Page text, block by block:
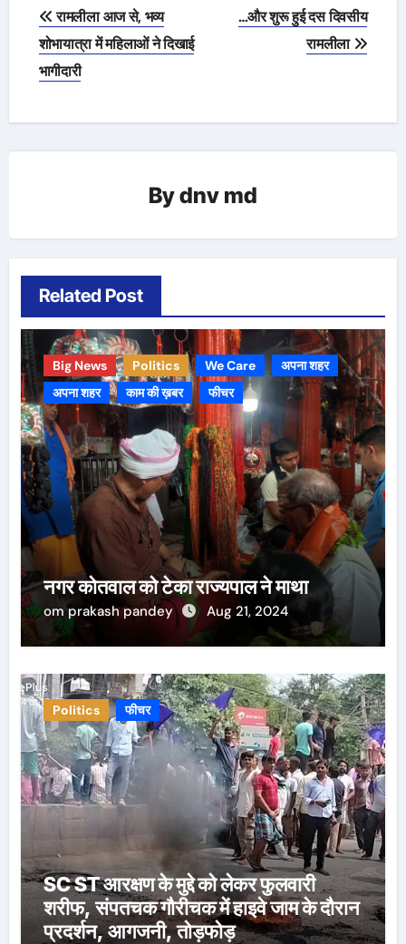
Post
navigation
रामलीला आज से, भव्य
शोभायात्रा में महिलाओं ने दिखाई
भागीदारी
…और शुरू हुई दस दिवसीय
रामलीला
Bydnv md
Related Post
Big News Politics We Care
अपना शहर
अपना शहर
काम की ख़बर फीचर
नगर कोतवाल को टेका राज्यपाल ने माथा
om prakash pandey Aug 21, 2024
Politics फीचर
SC ST आरक्षण के मुद्दे को लेकर फुलवारी
शरीफ, संपतचक गौरीचक में हाइवे जाम के दौरान
प्रदर्शन, आगजनी, तोड़फोड़